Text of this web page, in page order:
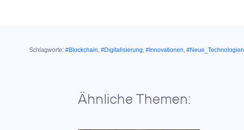
Schlagworte: #Blockchain, #Digitalisierung, #Innovationen, #Neue_Technologien
Ähnliche Themen: